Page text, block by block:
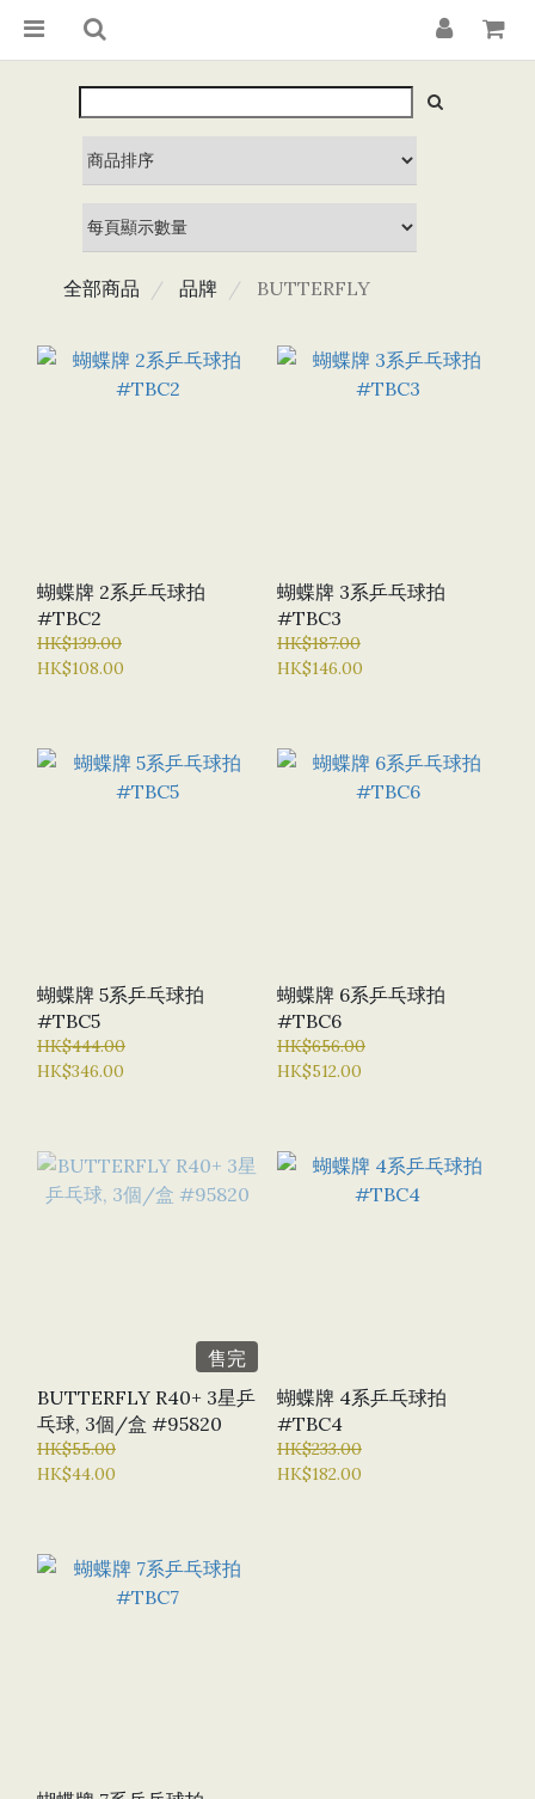
全部商品 品牌 BUTTERFLY
蝴蝶牌 2系乒乓球拍
#TBC2
HK$139.00
HK$108.00
蝴蝶牌 3系乒乓球拍
#TBC3
HK$187.00
HK$146.00
蝴蝶牌 5系乒乓球拍
#TBC5
HK$444.00
HK$346.00
蝴蝶牌 6系乒乓球拍
#TBC6
HK$656.00
HK$512.00
售完
BUTTERFLY R40+ 3星乒
乓球, 3個/盒 #95820
HK$55.00
HK$44.00
蝴蝶牌 4系乒乓球拍
#TBC4
HK$233.00
HK$182.00